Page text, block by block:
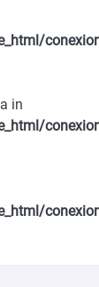
apoyar a
niños
por caso de
Mujer y
in